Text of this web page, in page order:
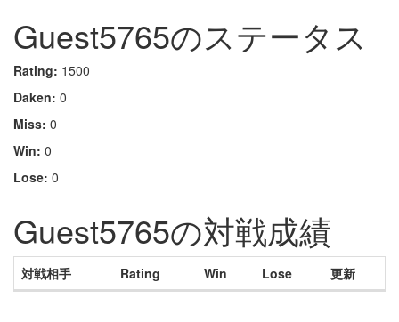
Guest5765のステータス
Rating: 1500
Daken: 0
Miss: 0
Win: 0
Lose: 0
Guest5765の対戦成績
対戦相手 Rating Win Lose 更新